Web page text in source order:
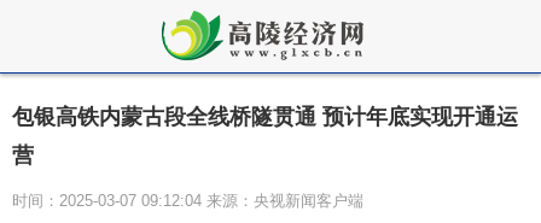
包银高铁内蒙古段全线桥隧贯通 预计年底实现开通运
营
时间：2025-03-07 09:12:04 来源：央视新闻客户端